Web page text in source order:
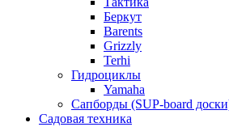
Беркут
Barents
Grizzly
Terhi
Гидроциклы
Yamaha
Сапборды (SUP-board
Садовая техника